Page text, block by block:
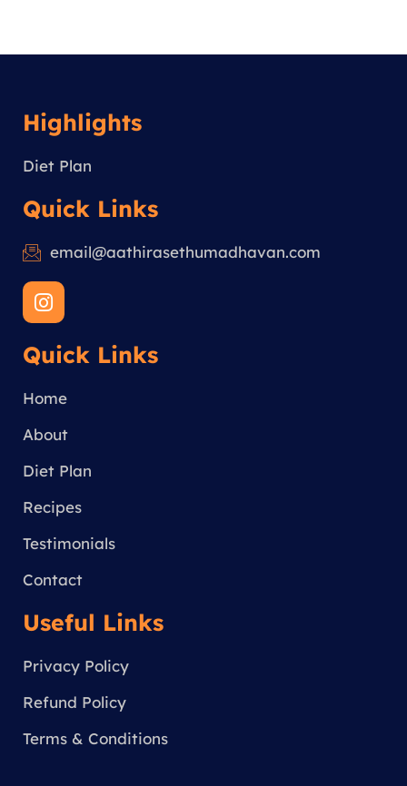
Highlights
Diet Plan
Quick Links
email@aathirasethumadhavan.com
I
n
t
g
a
Quick Links
Home
About
Diet Plan
Recipes
Testimonials
Contact
Useful Links
Privacy Policy
Refund Policy
Terms & Conditions